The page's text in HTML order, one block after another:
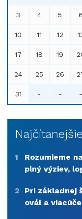
3 4 5 6
10 11 12
17 18 19
24 25 26
31 - - -
1
Rozumieme
plný výziev,
2
Pri základnej
ovál a